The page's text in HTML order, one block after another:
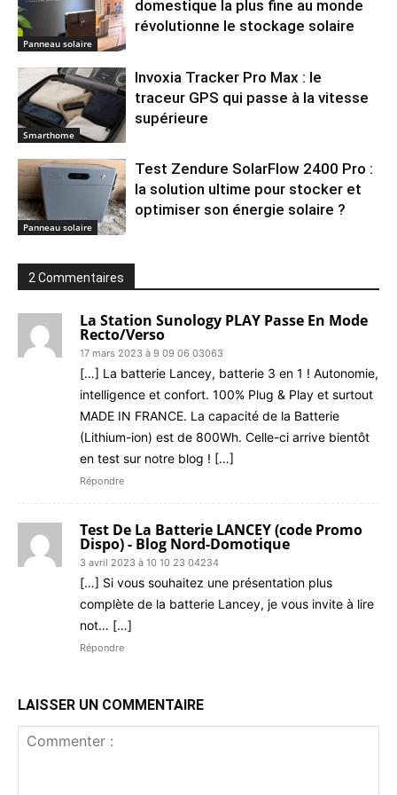
Panneau solaire
domestique la plus fine au monde
révolutionne le stockage solaire
Smarthome
Invoxia Tracker Pro Max : le
traceur GPS qui passe à la vitesse
supérieure
Panneau solaire
Test Zendure SolarFlow 2400 Pro :
la solution ultime pour stocker et
optimiser son énergie solaire ?
2 Commentaires
La Station Sunology PLAY Passe En Mode
Recto/Verso
17 mars 2023 à 9 09 06 03063
[…] La batterie Lancey, batterie 3 en 1 ! Autonomie,
intelligence et confort. 100% Plug & Play et surtout
MADE IN FRANCE. La capacité de la Batterie
(Lithium-ion) est de 800Wh. Celle-ci arrive bientôt
en test sur notre blog ! […]
Répondre
Test De La Batterie LANCEY (code Promo
Dispo) - Blog Nord-Domotique
3 avril 2023 à 10 10 23 04234
[…] Si vous souhaitez une présentation plus
complète de la batterie Lancey, je vous invite à lire
not… […]
Répondre
LAISSER UN COMMENTAIRE